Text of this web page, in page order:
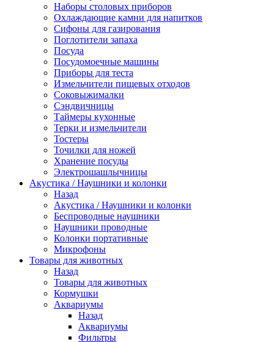
Наборы столовых приборов
Охлаждающие камни для напитков
Сифоны для газирования
Поглотители запаха
Посуда
Посудомоечные машины
Приборы для теста
Измельчители пищевых отходов
Cоковыжималки
Сэндвичницы
Таймеры кухонные
Терки и измельчители
Тостеры
Точилки для ножей
Хранение посуды
Электрошашлычницы
Акустика / Наушники и колонки
Назад
Акустика / Наушники и колонки
Беспроводные наушники
Наушники проводные
Колонки портативные
Микрофоны
Товары для животных
Назад
Товары для животных
Кормушки
Аквариумы
Назад
Аквариумы
Фильтры